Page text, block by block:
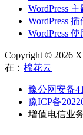
WordPress 主
WordPress 插
WordPress
Copyright © 2026
在： 棉花云
豫公网安备
豫ICP备
增值电信业